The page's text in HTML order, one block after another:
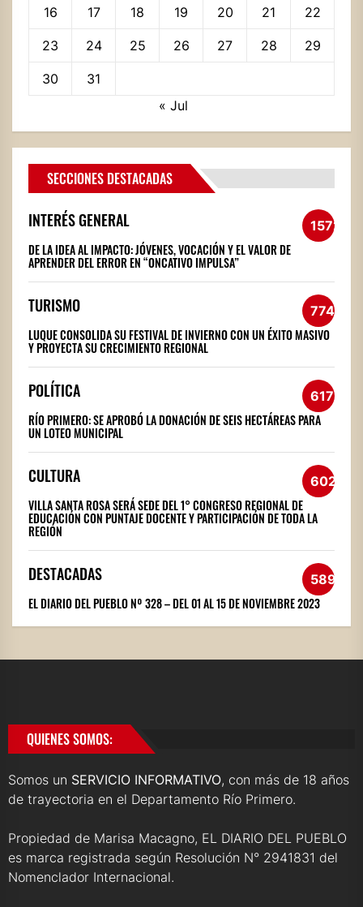
16 17 18 19 20 21 22
23 24 25 26 27 28 29
30
31
« Jul
SECCIONES DESTACADAS
INTERÉS GENERAL 1572
DE LA IDEA AL IMPACTO: JÓVENES, VOCACIÓN Y EL VALOR DE
APRENDER DEL ERROR EN “ONCATIVO IMPULSA”
TURISMO 774
LUQUE CONSOLIDA SU FESTIVAL DE INVIERNO CON UN ÉXITO MASIVO
Y PROYECTA SU CRECIMIENTO REGIONAL
POLÍTICA 617
RÍO PRIMERO: SE APROBÓ LA DONACIÓN DE SEIS HECTÁREAS PARA
UN LOTEO MUNICIPAL
CULTURA 602
VILLA SANTA ROSA SERÁ SEDE DEL 1° CONGRESO REGIONAL DE
EDUCACIÓN CON PUNTAJE DOCENTE Y PARTICIPACIÓN DE TODA LA
REGIÓN
DESTACADAS 589
EL DIARIO DEL PUEBLO Nº 328 – DEL 01 AL 15 DE NOVIEMBRE 2023
QUIENES SOMOS:
Somos un SERVICIO INFORMATIVO, con más de 18 años
de trayectoria en el Departamento Río Primero.
Propiedad de Marisa Macagno, EL DIARIO DEL PUEBLO
es marca registrada según Resolución N° 2941831 del
Nomenclador Internacional.